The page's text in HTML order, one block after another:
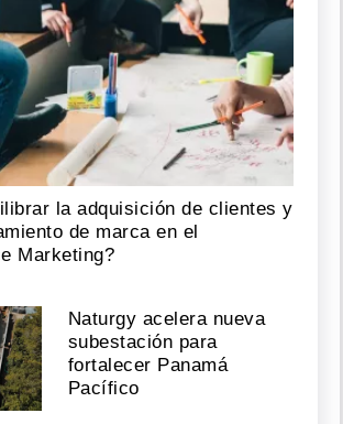
la adquisición de clientes y
de marca en el
Marketing?
Naturgy acelera nueva
subestación para
fortalecer Panamá
Pacífico